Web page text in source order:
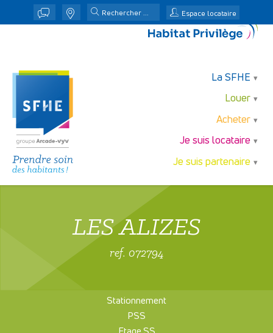
j n Espace locataire
La SFHE
Louer
Acheter
Je suis locataire
Je suis partenaire
LES ALIZES
ref. 072794
Stationnement
PSS